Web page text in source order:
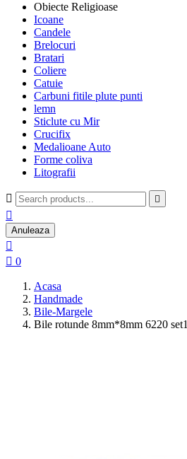
Obiecte Religioase
Icoane
Candele
Brelocuri
Bratari
Coliere
Catuie
Carbuni fitile plute punti
lemn
Sticlute cu Mir
Crucifix
Medalioane Auto
Forme coliva
Litografii
 

Anuleaza

 0
Acasa
Handmade
Bile-Margele
Bile rotunde 8mm*8mm 6220 set1